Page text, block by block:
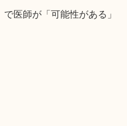
医師が「可能性がある」